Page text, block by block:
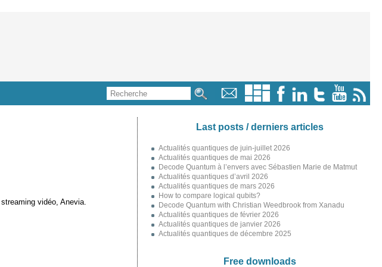
vidéo, Anevia.
Last posts / derniers articles
Actualités quantiques de juin-juillet 2026
Actualités quantiques de mai 2026
Decode Quantum à l’envers avec Sébastien Marie de Matmut
Actualités quantiques d’avril 2026
Actualités quantiques de mars 2026
How to compare logical qubits?
Decode Quantum with Christian Weedbrook from Xanadu
Actualités quantiques de février 2026
Actualités quantiques de janvier 2026
Actualités quantiques de décembre 2025
Free downloads